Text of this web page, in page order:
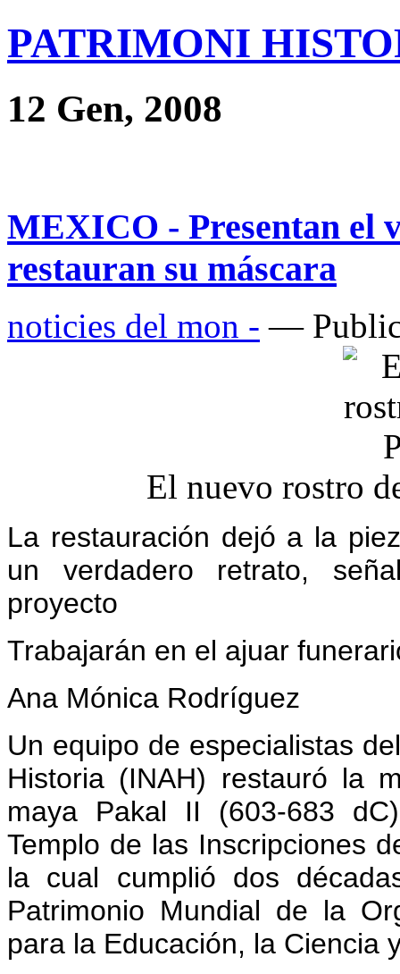
PATRIMONI
12 Gen, 2008
MEXICO - Presentan el
restauran su máscara
noticies del mon - —
El nuevo rostro
La restauración dejó a la
un verdadero retrato,
proyecto
Trabajarán en el ajuar
Ana Mónica Rodríguez
Un equipo de especialistas
Historia (INAH) restauró la
maya Pakal II (603-683
Templo de las Inscripciones
la cual cumplió dos
Patrimonio Mundial de la
para la Educación, la Ciencia